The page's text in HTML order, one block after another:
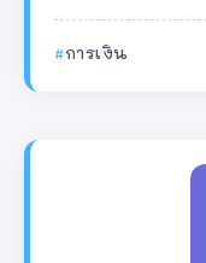
การเงิน